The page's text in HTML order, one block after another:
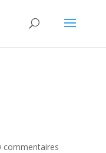
commentaires